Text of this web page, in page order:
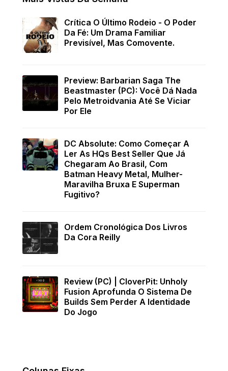
Crítica O Último Rodeio - O Poder
Da Fé: Um Drama Familiar
Previsível, Mas Comovente.
Preview: Barbarian Saga The
Beastmaster (PC): Você Dá Nada
Pelo Metroidvania Até Se Viciar
Por Ele
DC Absolute: Como Começar A
Ler As HQs Best Seller Que Já
Chegaram Ao Brasil, Com
Batman Heavy Metal, Mulher-
Maravilha Bruxa E Superman
Fugitivo?
Ordem Cronológica Dos Livros
Da Cora Reilly
Review (PC) | CloverPit: Unholy
Fusion Aprofunda O Sistema De
Builds Sem Perder A Identidade
Do Jogo